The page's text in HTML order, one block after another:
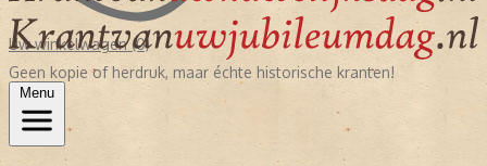
Uw winkelwagen (0)
Geen kopie of herdruk, maar échte historische kranten!
Menu